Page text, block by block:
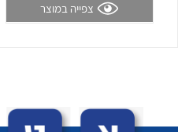
צפייה במוצר